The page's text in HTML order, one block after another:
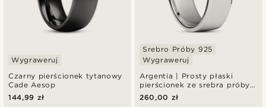
Czarny pierścionek tytanowy
Cade Aesop
Wygraweruj
144,99 zł
Argentia | Prosty płaski
pierścionek ze srebra próby
925
Srebro Próby 925
Wygraweruj
260,00 zł